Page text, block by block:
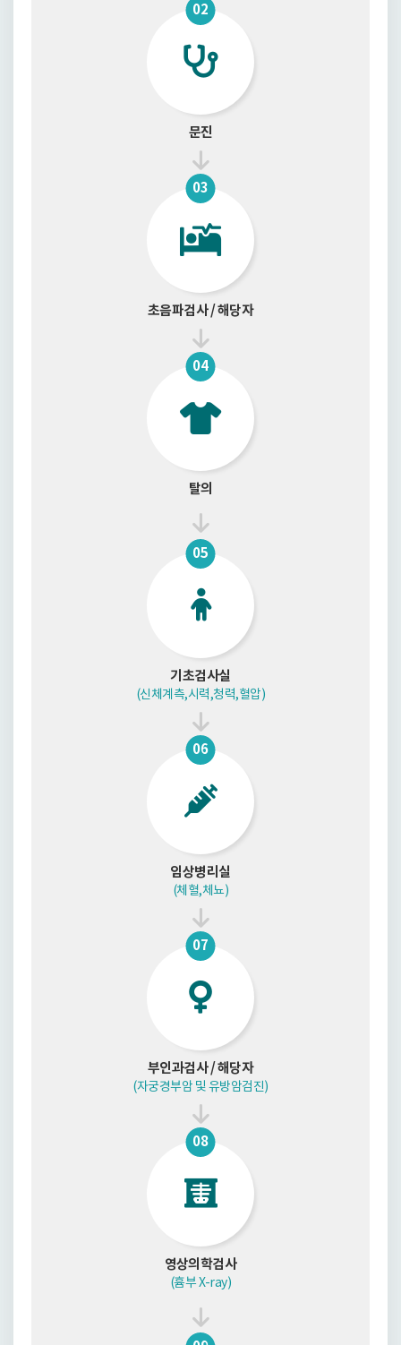
02
문진
03
초음파검사 / 해당자
04
탈의
05
기초검사실
(신체계측,시력,청력,혈압)
06
임상병리실
(체혈,체뇨)
07
부인과검사 / 해당자
(자궁경부암 및 유방암검진)
08
영상의학검사
(흄부 X-ray)